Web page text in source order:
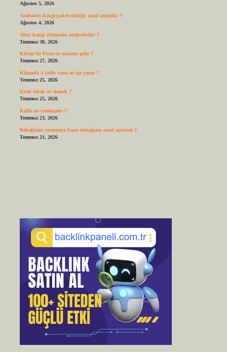
Ağustos 5, 2026
Arabanın hangi paket olduğu nasıl anlaşılır ?
Ağustos 4, 2026
Altın hangi elementin sembolüdür ?
Temmuz 30, 2026
Kürtçe’de Firaz ne anlama gelir ?
Temmuz 27, 2026
Klimada 4 yollu vana ne işe yarar ?
Temmuz 25, 2026
Entel erkek ne demek ?
Temmuz 25, 2026
Kalbi ne yumuşatır ?
Temmuz 23, 2026
Bebeğimin yürümeye hazır olduğunu nasıl anlarım ?
Temmuz 21, 2026